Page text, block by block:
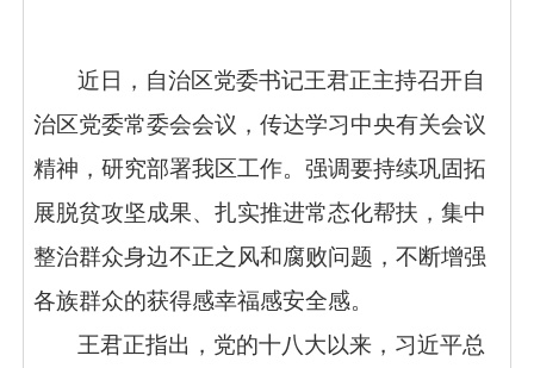
近日，自治区党委书记王君正主持召开自
治区党委常委会会议，传达学习中央有关会议
精神，研究部署我区工作。强调要持续巩固拓
展脱贫攻坚成果、扎实推进常态化帮扶，集中
整治群众身边不正之风和腐败问题，不断增强
各族群众的获得感幸福感安全感。
王君正指出， 党的十八大以来， 习近平总